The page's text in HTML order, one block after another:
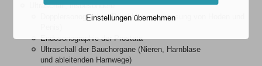
Ultraschall, insbesondere
Dopplersonographie (Durchblutungsmessung von Hoden und
Endosonographie der Prostata
Ultraschall der Bauchorgane (Nieren, Harnblase
und ableitenden Harnwege)
Einstellungen übernehmen